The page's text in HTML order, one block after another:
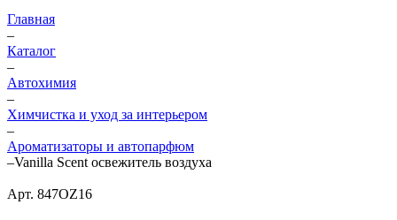
Главная
–
Каталог
–
Автохимия
–
Химчистка и уход за интерьером
–
Ароматизаторы и автопарфюм
–Vanilla Scent освежитель воздуха
Арт. 847OZ16